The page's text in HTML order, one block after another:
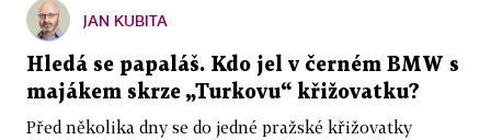
JAN KUBITA
Hledá se papaláš. Kdo jel v černém BMW s
majákem skrze „Turkovu“ křižovatku?
Před několika dny se do jedné pražské křižovatky